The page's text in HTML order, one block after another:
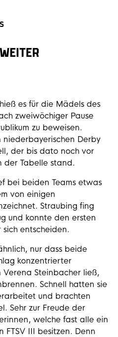
es für die Mädels des
zweiwöchiger Pause
zu beweisen.
Derby
der bis dato noch vor
der Tabelle stand.
bei beiden Teams etwas
von einigen
Straubing fing
und konnte den ersten
entscheiden.
nur dass beide
konzentrierter
Steinbacher ließ,
Schnell hatten sie
und brachten
Sehr zur Freude der
welche fast alle ein
FTSV III besitzen. Denn